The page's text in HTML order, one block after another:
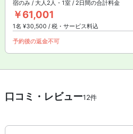
宿のみ / 大人2人・1室 / 2日間の合計料金
￥61,001
1名 ¥30,500 / 税・サービス料込
予約後の返金不可
口コミ・レビュー12件